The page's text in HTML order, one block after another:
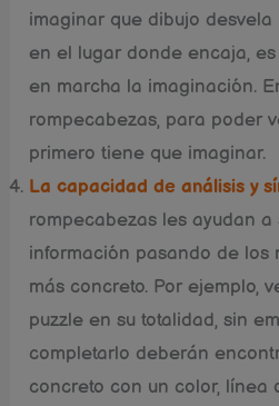
imaginar que dibujo
en el lugar donde encaja,
en marcha la imaginación.
rompecabezas, para poder
primero tiene que imaginar.
La capacidad de análisis y
rompecabezas les ayudan a
información pasando de los
más concreto. Por ejemplo,
puzzle en su totalidad, sin
completarlo deberán
concreto con un color, línea